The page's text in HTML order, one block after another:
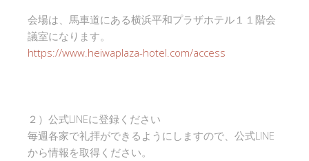
会場は、馬車道にある横浜平和プラザホテル１１階会
議室になります。
https://www.heiwaplaza-hotel.com/access
２）公式LINEに登録ください
毎週各家で礼拝ができるようにしますので、公式LINE
から情報を取得ください。